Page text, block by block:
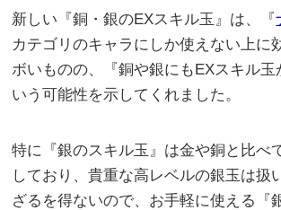
新しい『銅・銀のEXスキル玉』は、『
カテゴリのキャラにしか使えない上に
ボいものの、『銅や銀にもEXスキル玉
いう可能性を示してくれました。
特に『銀のスキル玉』は金や銅と比べ
しており、貴重な高レベルの銀玉は扱
ざるを得ないので、お手軽に使える『